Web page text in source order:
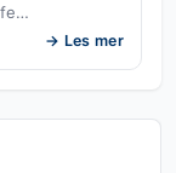
→ Les mer